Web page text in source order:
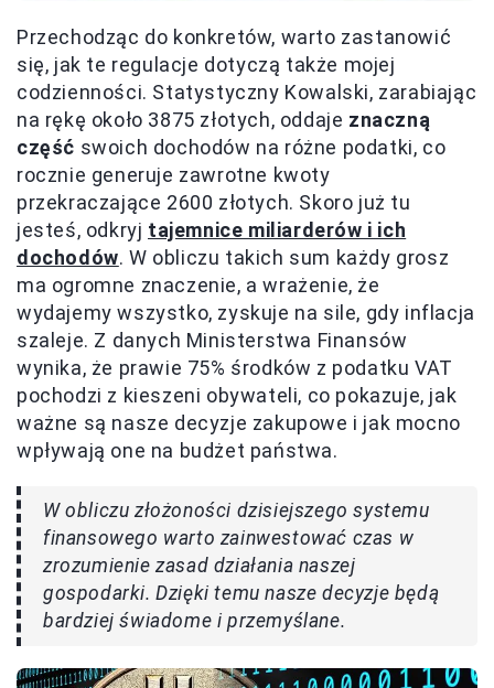
Przechodząc do konkretów, warto zastanowić
się, jak te regulacje dotyczą także mojej
codzienności. Statystyczny Kowalski, zarabiając
na rękę około 3875 złotych, oddaje znaczną
część swoich dochodów na różne podatki, co
rocznie generuje zawrotne kwoty
przekraczające 2600 złotych. Skoro już tu
jesteś, odkryj tajemnice miliarderów i ich
dochodów. W obliczu takich sum każdy grosz
ma ogromne znaczenie, a wrażenie, że
wydajemy wszystko, zyskuje na sile, gdy inflacja
szaleje. Z danych Ministerstwa Finansów
wynika, że prawie 75% środków z podatku VAT
pochodzi z kieszeni obywateli, co pokazuje, jak
ważne są nasze decyzje zakupowe i jak mocno
wpływają one na budżet państwa.
W obliczu złożoności dzisiejszego systemu
finansowego warto zainwestować czas w
zrozumienie zasad działania naszej
gospodarki. Dzięki temu nasze decyzje będą
bardziej świadome i przemyślane.